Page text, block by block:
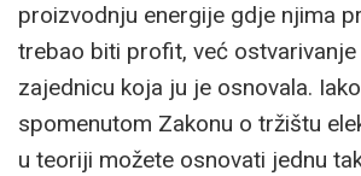
proizvodnju energije gdje njima
trebao biti profit, već
zajednicu koja ju je osnovala.
spomenutom Zakonu o tržištu
u teoriji možete osnovati jednu